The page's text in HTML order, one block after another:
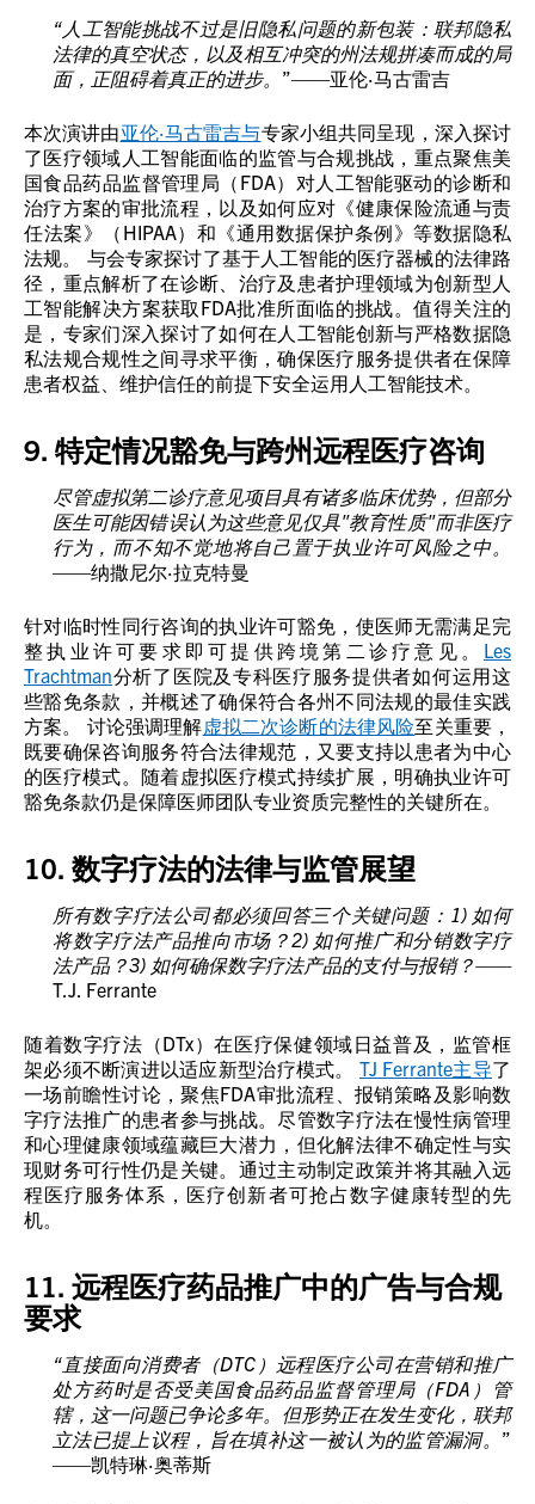
“人工智能挑战不过是旧隐私问题的新包装：联邦隐私
法律的真空状态，以及相互冲突的州法规拼凑而成的局
面，正阻碍着真正的进步。 ”——亚伦·马古雷吉
本次演讲由亚伦·马古雷吉与专家小组共同呈现，深入探讨
了医疗领域人工智能面临的监管与合规挑战，重点聚焦美
国食品药品监督管理局（FDA）对人工智能驱动的诊断和
治疗方案的审批流程，以及如何应对《健康保险流通与责
任法案》（HIPAA）和《通用数据保护条例》等数据隐私
法规。 与会专家探讨了基于人工智能的医疗器械的法律路
径，重点解析了在诊断、治疗及患者护理领域为创新型人
工智能解决方案获取FDA批准所面临的挑战。值得关注的
是，专家们深入探讨了如何在人工智能创新与严格数据隐
私法规合规性之间寻求平衡，确保医疗服务提供者在保障
患者权益、维护信任的前提下安全运用人工智能技术。
9. 特定情况豁免与跨州远程医疗咨询
尽管虚拟第二诊疗意见项目具有诸多临床优势，但部分
医生可能因错误认为这些意见仅具"教育性质"而非医疗
行为，而不知不觉地将自己置于执业许可风险之中。
——纳撒尼尔·拉克特曼
针对临时性同行咨询的执业许可豁免，使医师无需满足完
整执业许可要求即可提供跨境第二诊疗意见。 Les
Trachtman分析了医院及专科医疗服务提供者如何运用这
些豁免条款，并概述了确保符合各州不同法规的最佳实践
方案。 讨论强调理解虚拟二次诊断的法律风险至关重要，
既要确保咨询服务符合法律规范，又要支持以患者为中心
的医疗模式。随着虚拟医疗模式持续扩展，明确执业许可
豁免条款仍是保障医师团队专业资质完整性的关键所在。
10. 数字疗法的法律与监管展望
所有数字疗法公司都必须回答三个关键问题：1) 如何
将数字疗法产品推向市场？2) 如何推广和分销数字疗
法产品？3) 如何确保数字疗法产品的支付与报销？——
T.J. Ferrante
随着数字疗法（DTx）在医疗保健领域日益普及，监管框
架必须不断演进以适应新型治疗模式。 TJ Ferrante主导了
一场前瞻性讨论，聚焦FDA审批流程、报销策略及影响数
字疗法推广的患者参与挑战。尽管数字疗法在慢性病管理
和心理健康领域蕴藏巨大潜力，但化解法律不确定性与实
现财务可行性仍是关键。通过主动制定政策并将其融入远
程医疗服务体系，医疗创新者可抢占数字健康转型的先
机。
11. 远程医疗药品推广中的广告与合规
要求
“直接面向消费者（DTC）远程医疗公司在营销和推广
处方药时是否受美国食品药品监督管理局（FDA）管
辖，这一问题已争论多年。但形势正在发生变化，联邦
立法已提上议程，旨在填补这一被认为的监管漏洞。 ”
——凯特琳·奥蒂斯